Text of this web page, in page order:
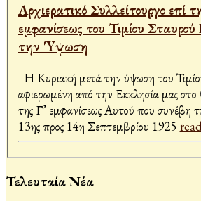
Αρχιερατικό Συλλείτουργο επί
εμφανίσεως του Τιμίου
την 'Yψωση
Η Κυριακή μετά την ύψωση του
αφιερωμένη από την Εκκλησία μας στο
της Γ’ εμφανίσεως Αυτού που συνέβη
13ης προς 14η Σεπτεμβρίου 1925
Τελευταία Νέα